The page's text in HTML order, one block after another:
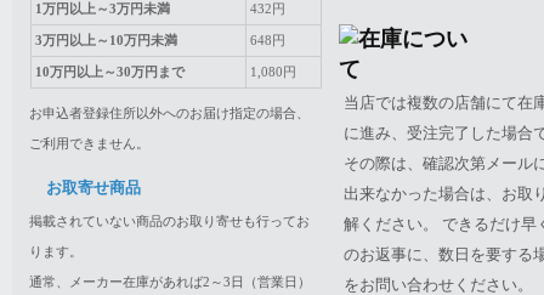
1万円以上～3万円未満 432円
3万円以上～10万円未満 648円
10万円以上～30万円まで 1,080円
お申込者登録住所以外へのお届け指定の場合、
ご利用できません。
お取寄せ商品
掲載されていない商品のお取り寄せも行ってお
ります。
通常、メーカー在庫があれば2～3日（営業日）
当店では複数の店舗にて在
に進み、受注完了した場合
その際は、確認次第メール
出来なかった場合は、お取
解ください。 できるだけ
のお返事に、数日を要する
をお問い合わせください。